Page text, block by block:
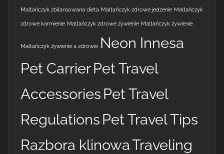
Maltańczyk zbilansowana dieta Maltańczyk zdrowe jedzenie Maltańczyk
zdrowe karmienie Maltańczyk zdrowe żywienie Maltańczyk żywienie
Maltańczyk żywienie a zdrowie Neon Innesa
Pet CarrierPet Travel
Accessories Pet Travel
Regulations Pet Travel Tips
Razbora klinowaTraveling